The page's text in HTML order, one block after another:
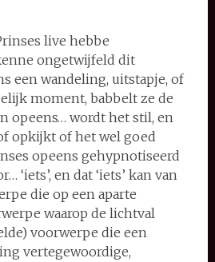
live hebbe
ongetwijfeld dit
een wandeling, uitstapje, of
moment, babbelt ze de
opeens… wordt het stil, en
opkijkt of het wel goed
opeens gehypnotiseerd
‘iets’, en dat ‘iets’ kan van
die op een aparte
waarop de lichtval
voorwerpe die een
vertegewoordige,